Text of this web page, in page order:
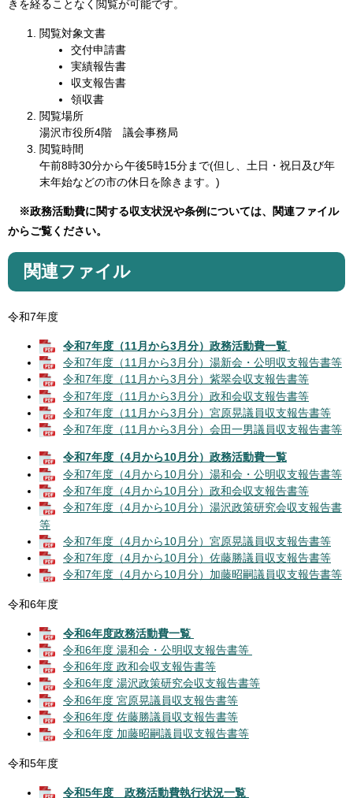
きを経ることなく閲覧が可能です。
閲覧対象文書
交付申請書
実績報告書
収支報告書
領収書
閲覧場所
湯沢市役所4階 議会事務局
閲覧時間
午前8時30分から午後5時15分まで(但し、土日・祝日及び年
末年始などの市の休日を除きます。)
※政務活動費に関する収支状況や条例については、関連ファイル
からご覧ください。
関連ファイル
令和7年度​
令和7年度（11月から3月分）政務活動費一覧
令和7年度（11月から3月分）湯新会・公明収支報告書等
令和7年度（11月から3月分）紫翠会収支報告書等
令和7年度（11月から3月分）政和会収支報告書等
令和7年度（11月から3月分）宮原晃議員収支報告書等
令和7年度（11月から3月分）会田一男議員収支報告書等
令和7年度（4月から10月分）政務活動費一覧
令和7年度（4月から10月分）湯和会・公明収支報告書等
令和7年度（4月から10月分）政和会収支報告書等
令和7年度（4月から10月分）湯沢政策研究会収支報告書
等
令和7年度（4月から10月分）宮原晃議員収支報告書等
令和7年度（4月から10月分）佐藤勝議員収支報告書等
令和7年度（4月から10月分）加藤昭嗣議員収支報告書等
令和6年度​
令和6年度政務活動費一覧
令和6年度 湯和会・公明収支報告書等
令和6年度 政和会収支報告書等
令和6年度 湯沢政策研究会収支報告書等
令和6年度 宮原晃議員収支報告書等
令和6年度 佐藤勝議員収支報告書等
令和6年度 加藤昭嗣議員収支報告書等
令和5年度​
令和5年度 政務活動費執行状況一覧